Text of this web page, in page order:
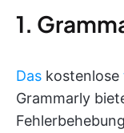
1.
Das kostenlose
Grammarly